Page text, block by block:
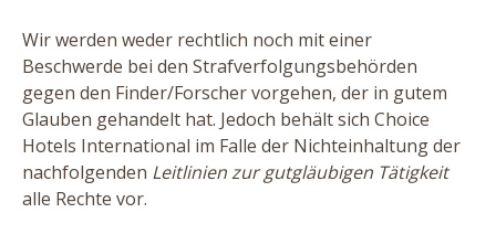
Wir werden weder rechtlich noch mit einer
Beschwerde bei den Strafverfolgungsbehörden
gegen den Finder/​Forscher vorgehen, der in gutem
Glauben gehandelt hat. Jedoch behält sich Choice
Hotels International im Falle der Nichteinhaltung der
nachfolgenden Leitlinien zur gutgläubigen Tätigkeit
alle Rechte vor.